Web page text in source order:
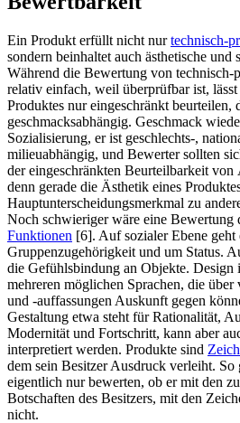
Ein Produkt erfüllt nicht nurtechnisch-
sondern beinhaltet auch ästhetische
Während die Bewertung von technisch-
relativ einfach, weil überprüfbar ist,
Produktes nur eingeschränkt beurteilen,
geschmacksabhängig. Geschmack
Sozialisierung, er ist geschlechts-,
milieuabhängig, und Bewerter sollten
der eingeschränkten Beurteilbarkeit von
denn gerade die Ästhetik eines
Hauptunterscheidungsmerkmal zu
Noch schwieriger wäre eine Bewertung
Funktionen [6]. Auf sozialer Ebene geht
Gruppenzugehörigkeit und um Status.
die Gefühlsbindung an Objekte. Design
mehreren möglichen Sprachen, die über
und -auffassungen Auskunft gegen
Gestaltung etwa steht für Rationalität,
Modernität und Fortschritt, kann aber
interpretiert werden. Produkte sind
dem sein Besitzer Ausdruck verleiht. So
eigentlich nur bewerten, ob er mit den
Botschaften des Besitzers, mit den
nicht.